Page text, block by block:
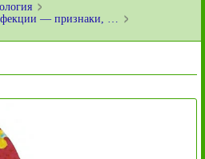
— признаки, …